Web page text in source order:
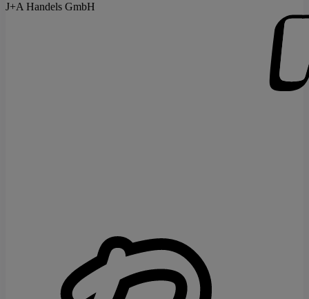
J+A Handels GmbH